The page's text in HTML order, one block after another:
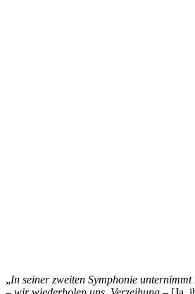
„In seiner zweiten Symphonie